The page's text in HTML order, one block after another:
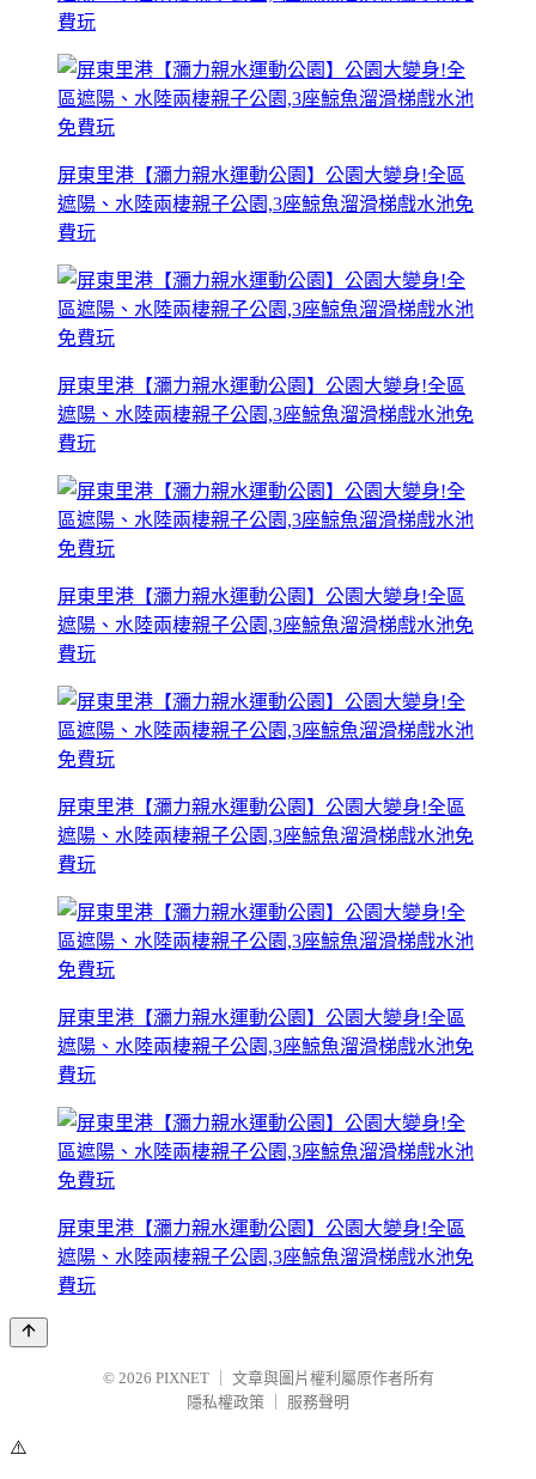
費玩
屏東里港【瀰力親水運動公園】公園大變身!全區
遮陽、水陸兩棲親子公園,3座鯨魚溜滑梯戲水池免
費玩
屏東里港【瀰力親水運動公園】公園大變身!全區
遮陽、水陸兩棲親子公園,3座鯨魚溜滑梯戲水池免
費玩
屏東里港【瀰力親水運動公園】公園大變身!全區
遮陽、水陸兩棲親子公園,3座鯨魚溜滑梯戲水池免
費玩
屏東里港【瀰力親水運動公園】公園大變身!全區
遮陽、水陸兩棲親子公園,3座鯨魚溜滑梯戲水池免
費玩
屏東里港【瀰力親水運動公園】公園大變身!全區
遮陽、水陸兩棲親子公園,3座鯨魚溜滑梯戲水池免
費玩
屏東里港【瀰力親水運動公園】公園大變身!全區
遮陽、水陸兩棲親子公園,3座鯨魚溜滑梯戲水池免
費玩
© 2026 PIXNET
文章與圖片權利屬原作者所有
隱私權政策
服務聲明
⚠️